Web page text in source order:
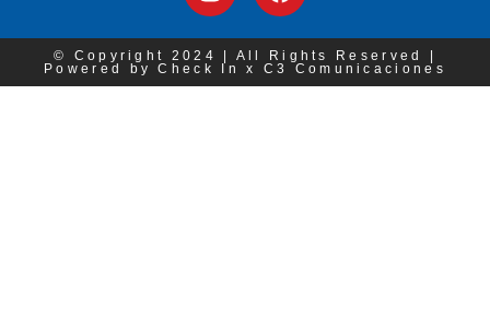
© Copyright 2024 | All Rights Reserved |
Powered by Check In x C3 Comunicaciones